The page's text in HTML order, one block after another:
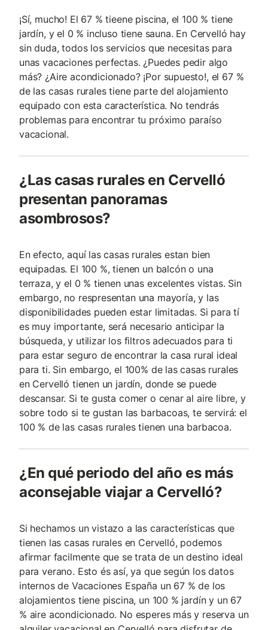
¡Sí, mucho! El 67 % tieene piscina, el 100 % tiene
jardín, y el 0 % incluso tiene sauna. En Cervelló hay
sin duda, todos los servicios que necesitas para
unas vacaciones perfectas. ¿Puedes pedir algo
más? ¿Aire acondicionado? ¡Por supuesto!, el 67 %
de las casas rurales tiene parte del alojamiento
equipado con esta característica. No tendrás
problemas para encontrar tu próximo paraíso
vacacional.
¿Las casas rurales en Cervelló
presentan panoramas
asombrosos?
En efecto, aquí las casas rurales estan bien
equipadas. El 100 %, tienen un balcón o una
terraza, y el 0 % tienen unas excelentes vistas. Sin
embargo, no respresentan una mayoría, y las
disponibilidades pueden estar limitadas. Si para tí
es muy importante, será necesario anticipar la
búsqueda, y utilizar los filtros adecuados para ti
para estar seguro de encontrar la casa rural ideal
para ti. Sin embargo, el 100% de las casas rurales
en Cervelló tienen un jardín, donde se puede
descansar. Si te gusta comer o cenar al aire libre, y
sobre todo si te gustan las barbacoas, te servirá: el
100 % de las casas rurales tienen una barbacoa.
¿En qué periodo del año es más
aconsejable viajar a Cervelló?
Si hechamos un vistazo a las características que
tienen las casas rurales en Cervelló, podemos
afirmar facilmente que se trata de un destino ideal
para verano. Esto és así, ya que según los datos
internos de Vacaciones España un 67 % de los
alojamientos tiene piscina, un 100 % jardín y un 67
% aire acondicionado. No esperes más y reserva un